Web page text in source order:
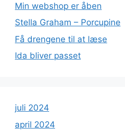
Min webshop er åben
Stella Graham – Porcupine
Få drengene til at læse
Ida bliver passet
juli 2024
april 2024